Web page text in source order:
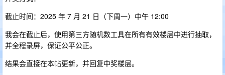
截止时间：2025 年 7 月 21 日（下周一）中午 12:00
我会在截止后，使用第三方随机数工具在所有有效楼层中进行抽取，
并全程录屏，保证公平公正。
结果会直接在本帖更新，并回复中奖楼层。